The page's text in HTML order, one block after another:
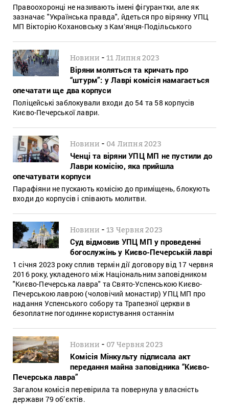
Правоохоронці не називають імені фігурантки, але як
зазначає "Українська правда", йдеться про вірянку УПЦ
МП Вікторію Кохановську з Камʼянця-Подільського
Новини -11 Липня 2023
Віряни моляться та кричать про
“штурм”: у Лаврі комісія намагається
опечатати ще два корпуси
Поліцейські заблокували входи до 54 та 58 корпусів
Києво-Печерської лаври.
Новини - 04 Липня 2023
Ченці та віряни УПЦ МП не пустили до
Лаври комісію, яка прийшла
опечатувати корпуси
Парафіяни не пускають комісію до приміщень, блокують
входи до корпусів і співають молитви.
Новини -13 Червня 2023
Суд відмовив УПЦ МП у проведенні
богослужінь у Києво-Печерській лаврі
1 січня 2023 року сплив термін дії договору від 17 червня
2016 року, укладеного між Національним заповідником
"Києво-Печерська лавра" та Свято-Успенською Києво-
Печерською лаврою (чоловічий монастир) УПЦ МП про
надання Успенського собору та Трапезної церкви в
безоплатне погодинне користування останнім
Новини - 07 Червня 2023
Комісія Мінкульту підписала акт
передання майна заповідника “Києво-
Печерська лавра”
Загалом комісія перевірила та повернула у власність
держави 79 об’єктів.